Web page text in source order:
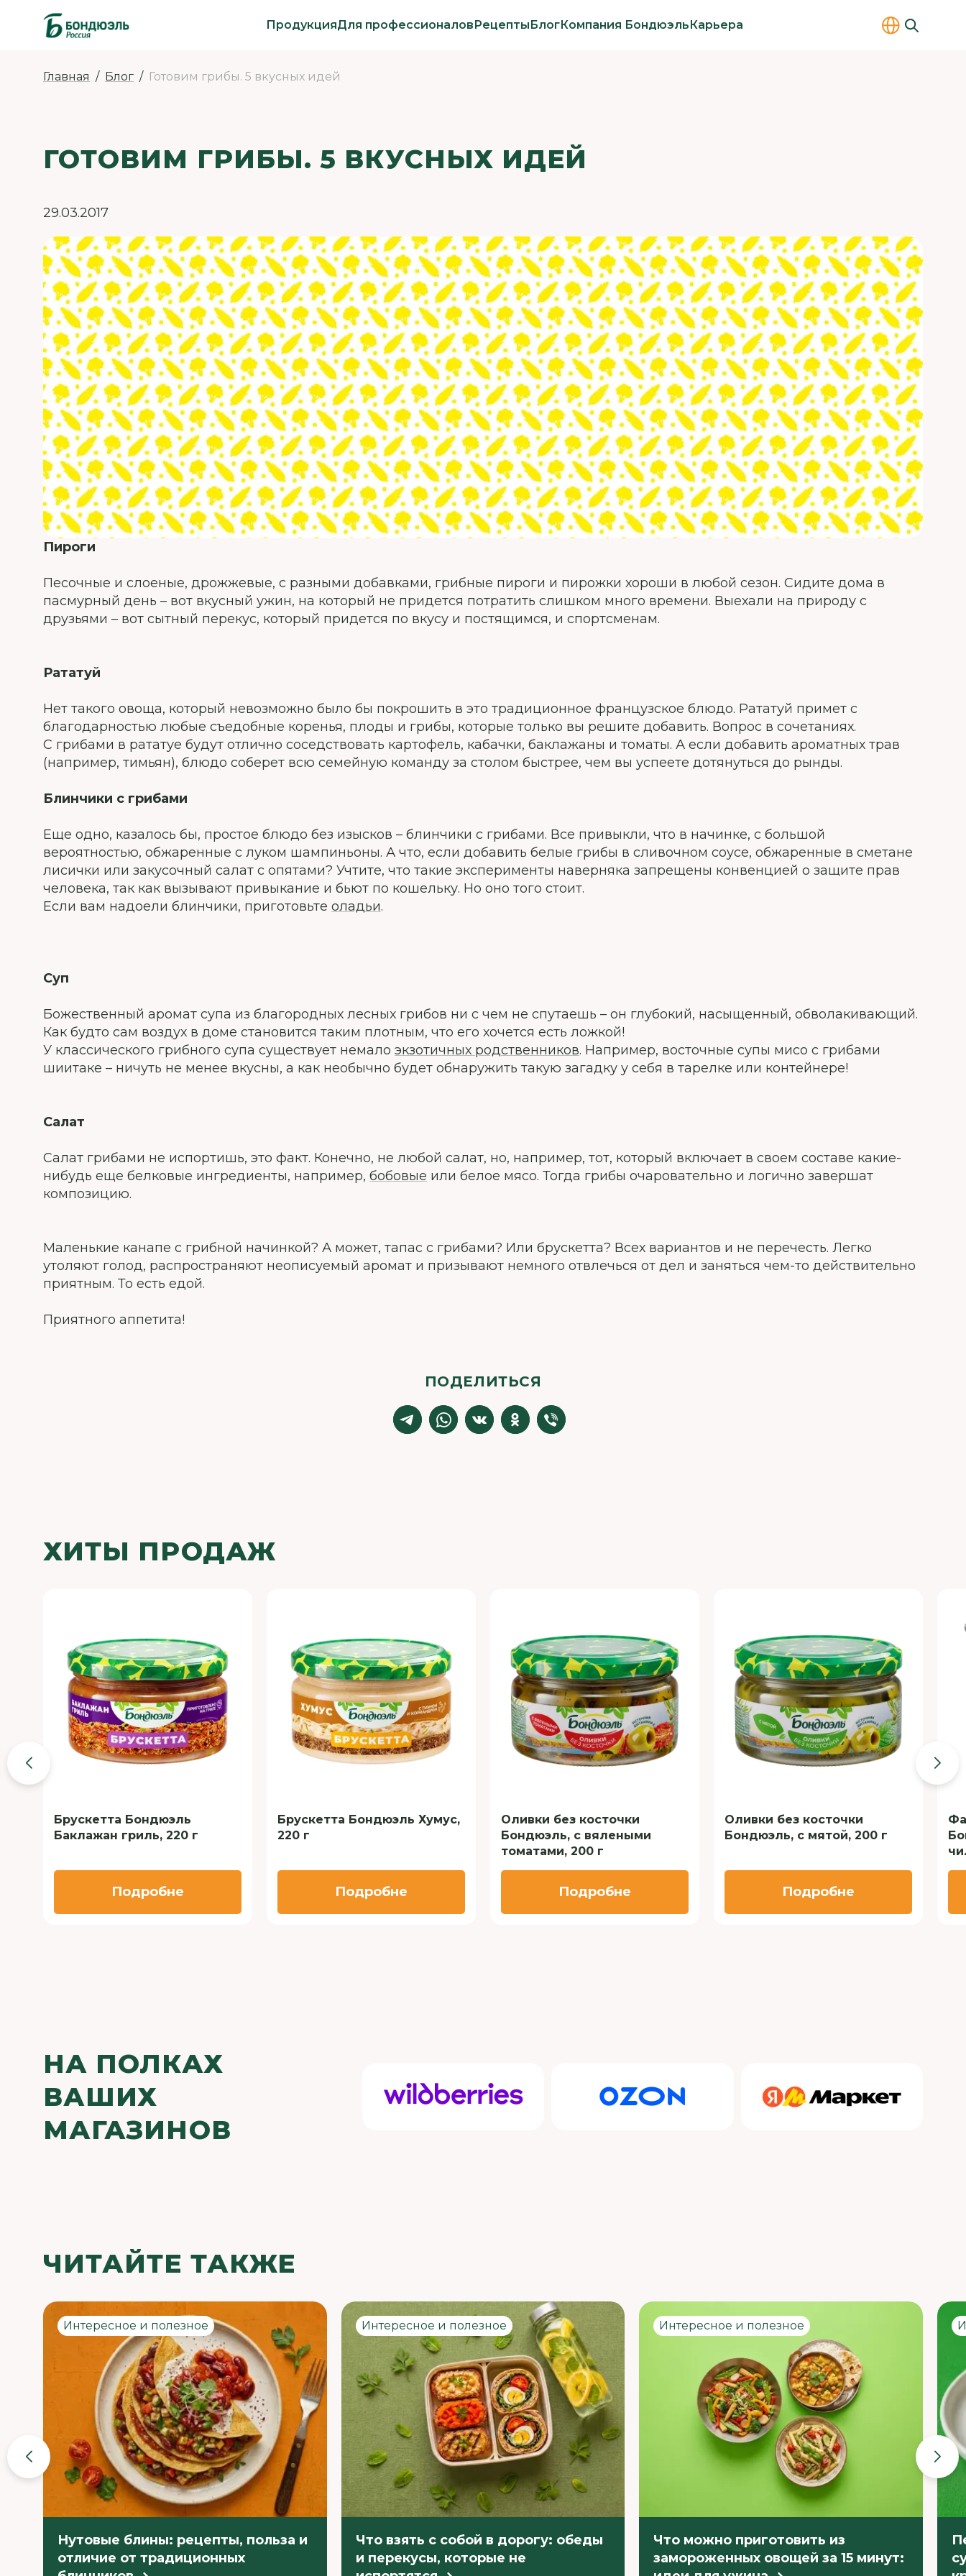
ПродукцияДля профессионаловРецептыБлогКомпания БондюэльКарьера
Главная Блог Готовим грибы. 5 вкусных идей
ГОТОВИМ ГРИБЫ. 5 ВКУСНЫХ ИДЕЙ
29.03.2017
Пироги
Песочные и слоеные, дрожжевые, с разными добавками, грибные пироги и пирожки хороши в любой сезон. Сидите дома в
пасмурный день – вот вкусный ужин, на который не придется потратить слишком много времени. Выехали на природу с
друзьями – вот сытный перекус, который придется по вкусу и постящимся, и спортсменам.
Рататуй
Нет такого овоща, который невозможно было бы покрошить в это традиционное французское блюдо. Рататуй примет с
благодарностью любые съедобные коренья, плоды и грибы, которые только вы решите добавить. Вопрос в сочетаниях.
С грибами в рататуе будут отлично соседствовать картофель, кабачки, баклажаны и томаты. А если добавить ароматных трав
(например, тимьян), блюдо соберет всю семейную команду за столом быстрее, чем вы успеете дотянуться до рынды.
Блинчики с грибами
Еще одно, казалось бы, простое блюдо без изысков – блинчики с грибами. Все привыкли, что в начинке, с большой
вероятностью, обжаренные с луком шампиньоны. А что, если добавить белые грибы в сливочном соусе, обжаренные в сметане
лисички или закусочный салат с опятами? Учтите, что такие эксперименты наверняка запрещены конвенцией о защите прав
человека, так как вызывают привыкание и бьют по кошельку. Но оно того стоит.
Если вам надоели блинчики, приготовьте оладьи.
Суп
Божественный аромат супа из благородных лесных грибов ни с чем не спутаешь – он глубокий, насыщенный, обволакивающий.
Как будто сам воздух в доме становится таким плотным, что его хочется есть ложкой!
У классического грибного супа существует немало экзотичных родственников. Например, восточные супы мисо с грибами
шиитаке – ничуть не менее вкусны, а как необычно будет обнаружить такую загадку у себя в тарелке или контейнере!
Салат
Салат грибами не испортишь, это факт. Конечно, не любой салат, но, например, тот, который включает в своем составе какие-
нибудь еще белковые ингредиенты, например, бобовые или белое мясо. Тогда грибы очаровательно и логично завершат
композицию.
Маленькие канапе с грибной начинкой? А может, тапас с грибами? Или брускетта? Всех вариантов и не перечесть. Легко
утоляют голод, распространяют неописуемый аромат и призывают немного отвлечься от дел и заняться чем-то действительно
приятным. То есть едой.
Приятного аппетита!
ПОДЕЛИТЬСЯ
ХИТЫ ПРОДАЖ
Брускетта Бондюэль
Баклажан гриль, 220 г
Подробне
Брускетта Бондюэль Хумус,
220 г
Подробне
Оливки без косточки
Бондюэль, с вялеными
томатами, 200 г
Подробне
Оливки без косточки
Бондюэль, с мятой, 200 г
Подробне
НА ПОЛКАХ
ВАШИХ
МАГАЗИНОВ
ЧИТАЙТЕ ТАКЖЕ
Интересное и полезное
Нутовые блины: рецепты, польза и
отличие от традиционных
Интересное и полезное
Что взять с собой в дорогу: обеды
и перекусы, которые не
Интересное и полезное
Что можно приготовить из
замороженных овощей за 15 минут: